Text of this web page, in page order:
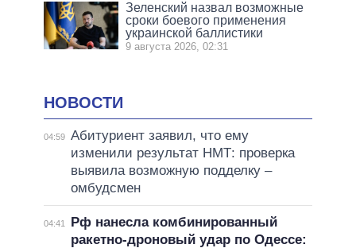
Зеленский назвал возможные
сроки боевого применения
украинской баллистики
9 августа 2026, 02:31
НОВОСТИ
04:59 Абитуриент заявил, что ему
изменили результат НМТ: проверка
выявила возможную подделку –
омбудсмен
04:41
Рф нанесла комбинированный
ракетно-дроновый удар по Одессе: